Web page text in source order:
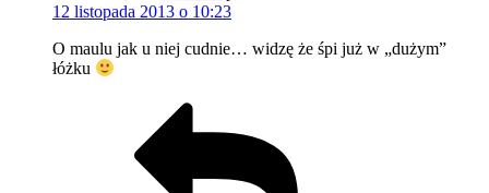
12 listopada 2013 o 10:23
O maulu jak u niej cudnie… widzę że śpi już w „dużym”
łóżku